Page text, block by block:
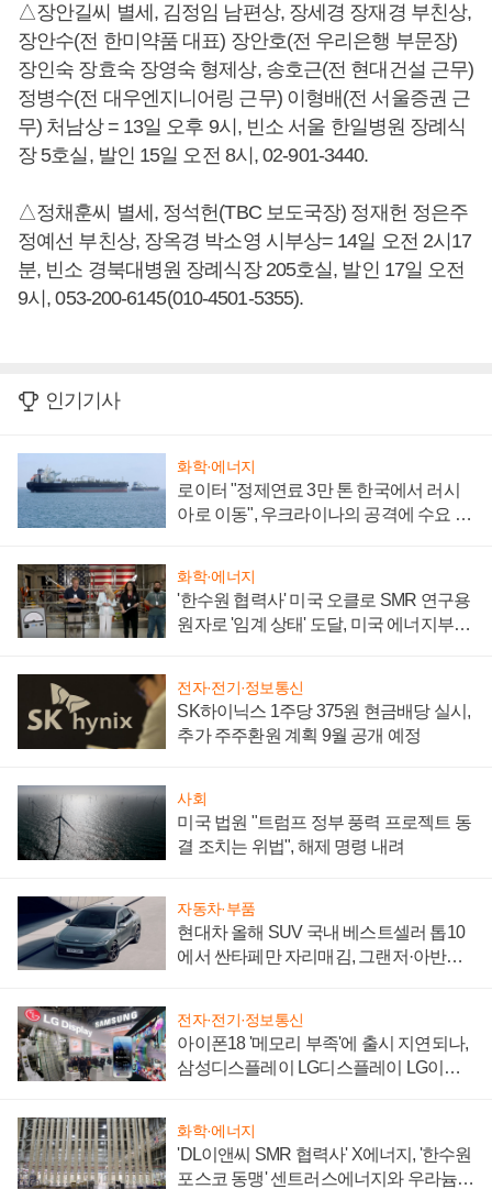
△장안길씨 별세, 김정임 남편상, 장세경 장재경 부친상,
장안수(전 한미약품 대표) 장안호(전 우리은행 부문장)
장인숙 장효숙 장영숙 형제상, 송호근(전 현대건설 근무)
정병수(전 대우엔지니어링 근무) 이형배(전 서울증권 근
무) 처남상 = 13일 오후 9시, 빈소 서울 한일병원 장례식
장 5호실, 발인 15일 오전 8시, 02-901-3440.
△정채훈씨 별세, 정석헌(TBC 보도국장) 정재헌 정은주
정예선 부친상, 장옥경 박소영 시부상= 14일 오전 2시17
분, 빈소 경북대병원 장례식장 205호실, 발인 17일 오전
9시, 053-200-6145(010-4501-5355).
인기기사
화학·에너지
로이터 "정제연료 3만 톤 한국에서 러시
아로 이동", 우크라이나의 공격에 수요 늘
화학·에너지
'한수원 협력사' 미국 오클로 SMR 연구용
원자로 '임계 상태' 도달, 미국 에너지부
전자·전기·정보통신
SK하이닉스 1주당 375원 현금배당 실시,
추가 주주환원 계획 9월 공개 예정
사회
미국 법원 "트럼프 정부 풍력 프로젝트 동
결 조치는 위법", 해제 명령 내려
자동차·부품
현대차 올해 SUV 국내 베스트셀러 톱10
에서 싼타페만 자리매김, 그랜저·아반떼
전자·전기·정보통신
아이폰18 '메모리 부족'에 출시 지연되나,
삼성디스플레이 LG디스플레이 LG이노
화학·에너지
'DL이앤씨 SMR 협력사' X에너지, '한수원
포스코 동맹' 센트러스에너지와 우라늄